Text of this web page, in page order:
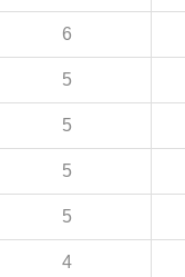
6
5
5
5
5
4